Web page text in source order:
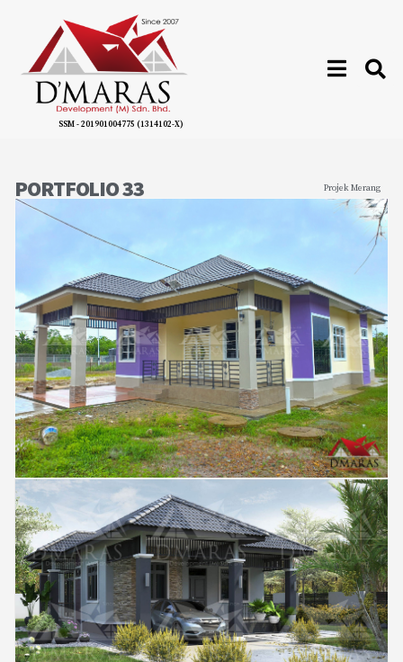
SSM - 201901004775 (1314102-X)
PORTFOLIO 33 Projek Merang